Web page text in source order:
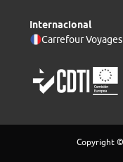
Internacional
Carrefour Voyages
Copyright ©